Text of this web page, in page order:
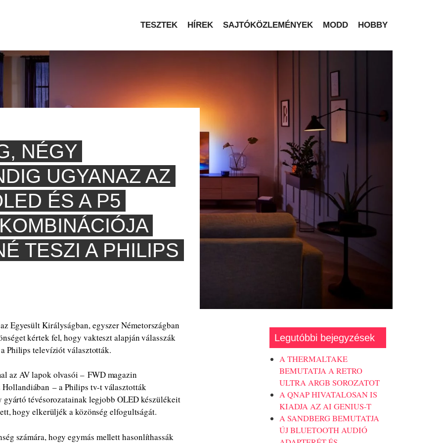
TESZTEK HÍREK SAJTÓKÖZLEMÉNYEK MODD HOBBY
NÉGY
UGYANAZ AZ
ÉS A P5
TESZI A PHILIPS
Egyesült Királyságban, egyszer Németországban
kértek fel, hogy vakteszt alapján válasszák
Philips televíziót választották.
az AV lapok olvasói – FWD magazin
– a Philips tv-t választották
gyártó tévésorozatainak legjobb OLED készülékeit
hogy elkerüljék a közönség elfogultságát.
számára, hogy egymás mellett hasonlíthassák
Legutóbbi bejegyzések
A THERMALTAKE
BEMUTATJA A RETRO
ULTRA ARGB SOROZATOT
A QNAP HIVATALOSAN IS
KIADJA AZ AI GENIUS-T
A SANDBERG BEMUTATJA
ÚJ BLUETOOTH AUDIÓ